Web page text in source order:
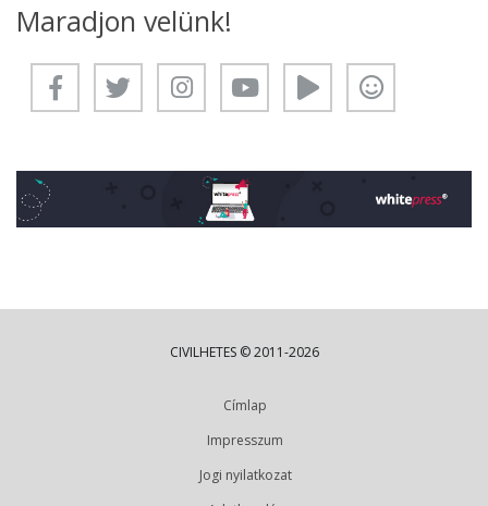
Maradjon velünk!
CIVILHETES © 2011-2026
Címlap
Impresszum
Jogi nyilatkozat